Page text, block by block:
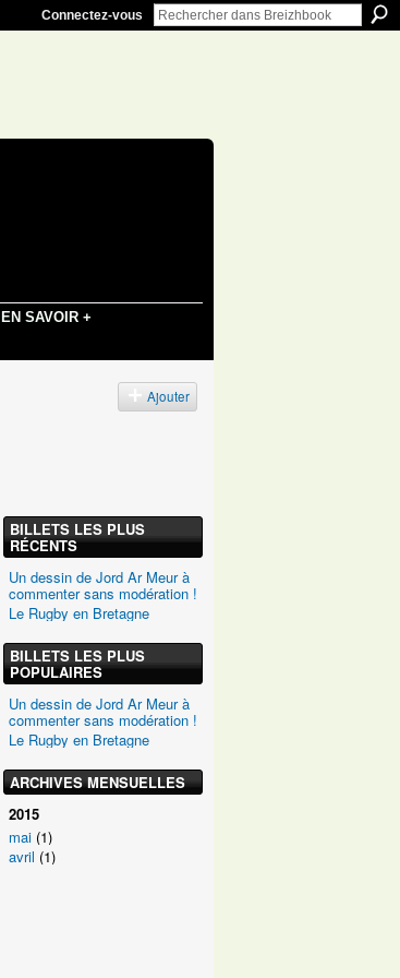
Connectez-vous
EN SAVOIR +
Ajouter
BILLETS LES PLUS
RÉCENTS
Un dessin de Jord Ar Meur à
commenter sans modération !
Le Rugby en Bretagne
BILLETS LES PLUS
POPULAIRES
Un dessin de Jord Ar Meur à
commenter sans modération !
Le Rugby en Bretagne
ARCHIVES MENSUELLES
2015
mai (1)
avril (1)